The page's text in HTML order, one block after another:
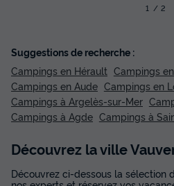
1 2
Suggestions de recherche :
Campings en Hérault Campings
Campings en Aude Campings en
Campings à Argelès-sur-Mer
Campings à Agde Campings à
Découvrez la ville
Découvrez ci-dessous la sélection